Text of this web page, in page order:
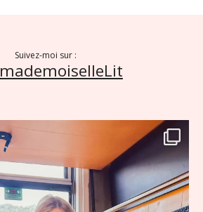
Suivez-moi sur :
mademoiselleLit